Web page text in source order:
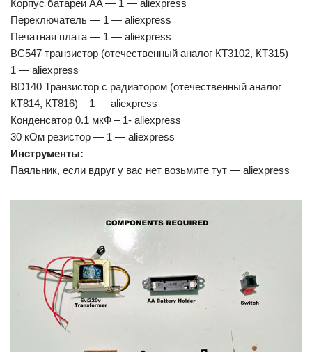
Корпус батареи AA — 1 — aliexpress
Переключатель — 1 — aliexpress
Печатная плата — 1 — aliexpress
BC547 транзистор (отечественный аналог КТ3102, КТ315) —
1 — aliexpress
BD140 Транзистор с радиатором (отечественный аналог
КТ814, КТ816) – 1 — aliexpress
Конденсатор 0.1 мкФ – 1- aliexpress
30 кОм резистор — 1 — aliexpress
Инструменты:
Паяльник, если вдруг у вас нет возьмите тут — aliexpress